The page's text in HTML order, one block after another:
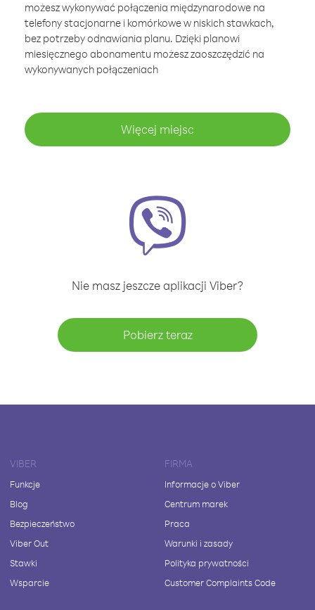
możesz wykonywać połączenia międzynarodowe na
telefony stacjonarne i komórkowe w niskich stawkach,
bez potrzeby odnawiania planu. Dzięki planowi
miesięcznego abonamentu możesz zaoszczędzić na
wykonywanych połączeniach
Więcej miejsc
Nie masz jeszcze aplikacji Viber?
Pobierz teraz
VIBER
Funkcje
Blog
Bezpieczeństwo
Viber Out
Stawki
Wsparcie
FIRMA
Informacje o Viber
Centrum marek
Praca
Warunki i zasady
Polityka prywatności
Customer Complaints Code